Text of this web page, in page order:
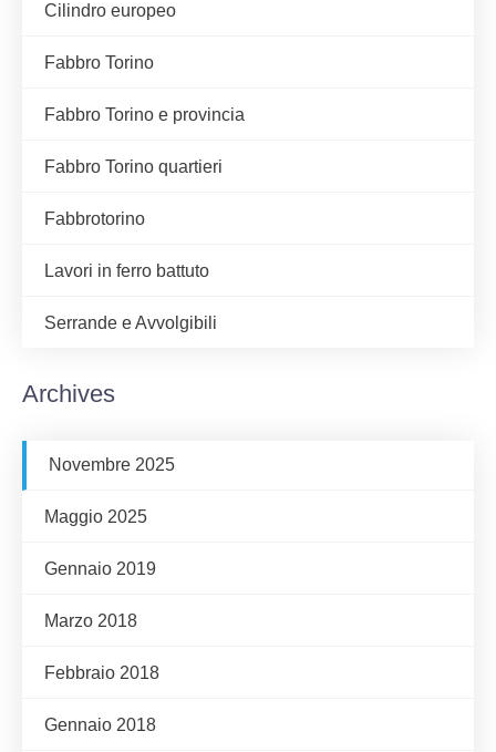
Cilindro europeo
Fabbro Torino
Fabbro Torino e provincia
Fabbro Torino quartieri
Fabbrotorino
Lavori in ferro battuto
Serrande e Avvolgibili
Archives
Novembre 2025
Maggio 2025
Gennaio 2019
Marzo 2018
Febbraio 2018
Gennaio 2018